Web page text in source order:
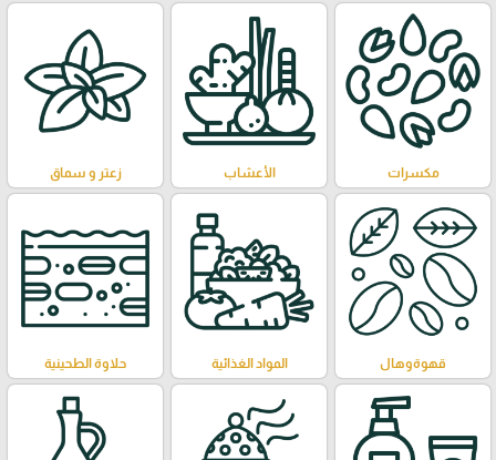
مكسرات الأعشاب زعتر و سماق
قهوةوهال المواد الغذائية حلاوة الطحينية